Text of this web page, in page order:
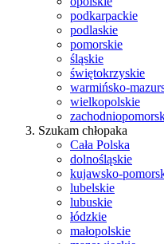
podkarpackie
podlaskie
pomorskie
śląskie
świętokrzyskie
warmińsko-
wielkopolskie
Szukam chłopaka
Cała Polska
dolnośląskie
kujawsko-
lubelskie
lubuskie
łódzkie
małopolskie